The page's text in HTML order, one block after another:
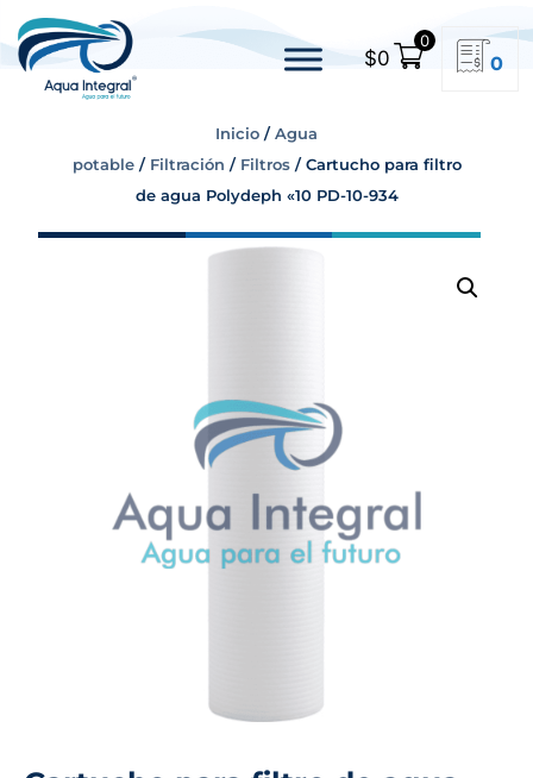
$0
0
0
Inicio /Agua
potable/ Filtración / Filtros/ Cartucho para filtro
de agua Polydeph «10 PD-10-934